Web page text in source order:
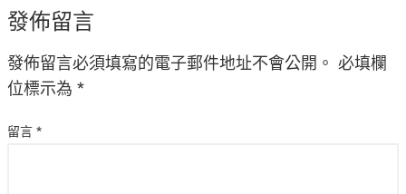
發佈留言
發佈留言必須填寫的電子郵件地址不會公開。 必填欄
位標示為 *
留言 *